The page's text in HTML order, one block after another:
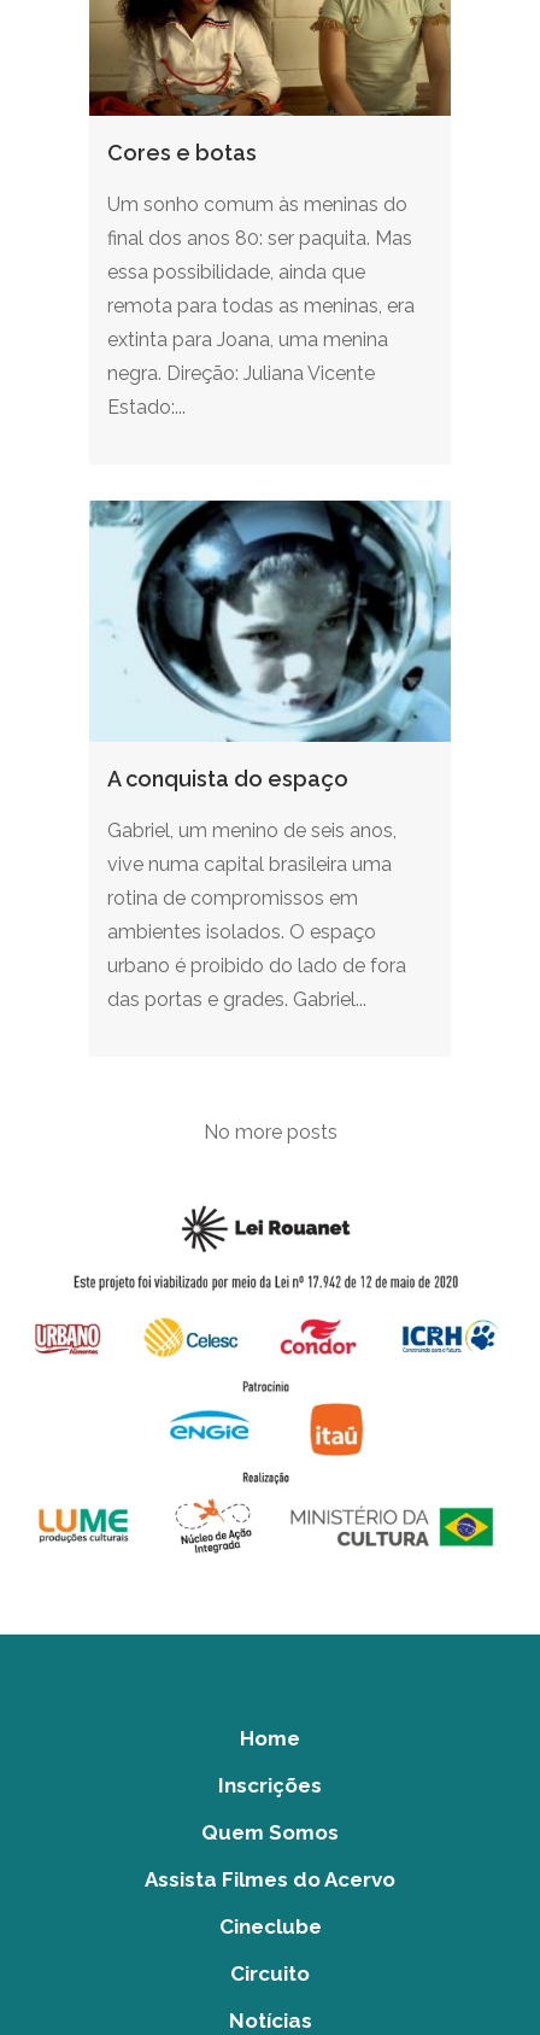
Cores e botas
Um sonho comum às meninas do
final dos anos 80: ser paquita. Mas
essa possibilidade, ainda que
remota para todas as meninas, era
extinta para Joana, uma menina
negra. Direção: Juliana Vicente
Estado:...
A conquista do espaço
Gabriel, um menino de seis anos,
vive numa capital brasileira uma
rotina de compromissos em
ambientes isolados. O espaço
urbano é proibido do lado de fora
das portas e grades. Gabriel...
No more posts
Home
Inscrições
Quem Somos
Assista Filmes do Acervo
Cineclube
Circuito
Notícias